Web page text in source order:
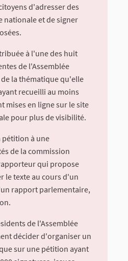
d'adresser des
nationale et de signer
à l'une des huit
de l'Assemblée
la thématique qu'elle
recueilli au moins
mises en ligne sur le site
pour plus de visibilité.
à une
de la commission
qui propose
le texte au cours d'un
rapport parlementaire,
de l'Assemblée
décider d'organiser un
sur une pétition ayant